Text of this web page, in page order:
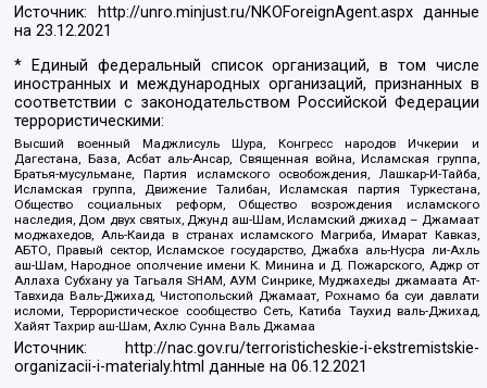
Источник: http://unro.minjust.ru/NKOForeignAgent.aspxданные
на23.12.2021
* Единый федеральный список организаций, в том числе
иностранных и международных организаций, признанных в
соответствии с законодательством Российской Федерации
террористическими:
Высший военный Маджлисуль Шура, Конгресс народов Ичкерии и
Дагестана, База, Асбат аль-Ансар, Священная война, Исламская группа,
Братья-мусульмане, Партия исламского освобождения, Лашкар-И-Тайба,
Исламская группа, Движение Талибан, Исламская партия Туркестана,
Общество социальных реформ, Общество возрождения исламского
наследия, Дом двух святых, Джунд аш-Шам, Исламский джихад – Джамаат
моджахедов, Аль-Каида в странах исламского Магриба, Имарат Кавказ,
АБТО, Правый сектор, Исламское государство, Джабха аль-Нусра ли-Ахль
аш-Шам, Народное ополчение имени К. Минина и Д. Пожарского, Аджр от
Аллаха Субхану уа Тагьаля SHAM, АУМ Синрике, Муджахеды джамаата Ат-
Тавхида Валь-Джихад, Чистопольский Джамаат, Рохнамо ба суи давлати
исломи, Террористическое сообщество Сеть, Катиба Таухид валь-Джихад,
Хайят Тахрир аш-Шам, Ахлю Сунна Валь Джамаа
Источник:
http://nac.gov.ru/terroristicheskie-i-ekstremistskie-
organizacii-i-materialy.html данные на06.12.2021